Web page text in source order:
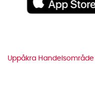
Uppåkra